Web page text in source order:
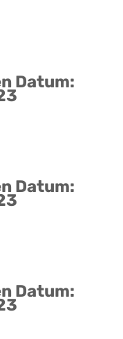
Datum:
Datum:
Datum: